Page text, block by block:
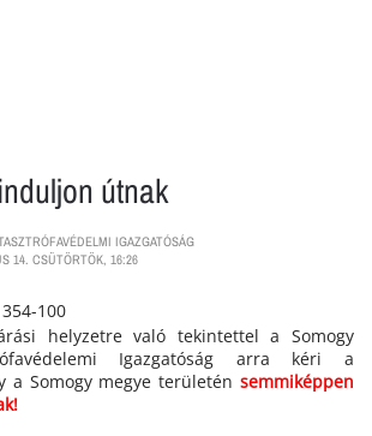
útnak
IGAZGATÓSÁG
14. CSÜTÖRTÖK, 16:26
helyzetre való tekintettel a Somogy
Igazgatóság arra kéri a
a Somogy megye területén semmiképpen